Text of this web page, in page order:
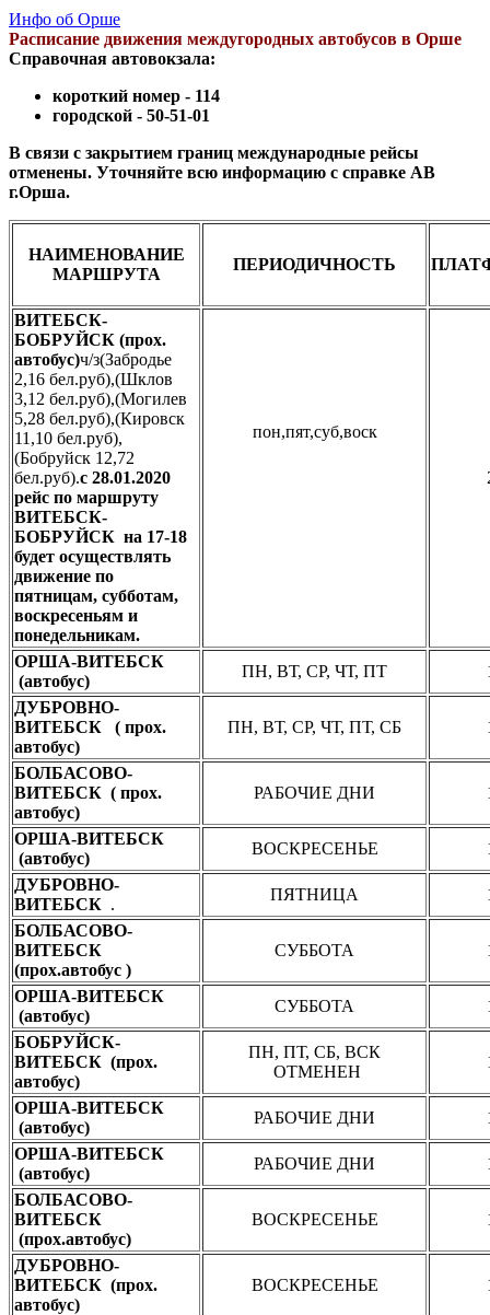
Инфо об Орше
Расписание движения междугородных автобусов в Орше
Справочная автовокзала:
короткий номер - 114
городской - 50-51-01
В связи с закрытием границ международные рейсы
отменены. Уточняйте всю информацию с справке АВ
г.Орша.
НАИМЕНОВАНИЕ
МАРШРУТА
ПЕРИОДИЧНОСТЬ
ВИТЕБСК-
БОБРУЙСК (прох.
автобус)ч/з(Забродье
2,16 бел.руб),(Шклов
3,12 бел.руб),(Могилев
5,28 бел.руб),(Кировск
11,10 бел.руб),
(Бобруйск 12,72
бел.руб).с 28.01.2020
рейс по маршруту
ВИТЕБСК-
БОБРУЙСК на 17-18
будет осуществлять
движение по
пятницам, субботам,
воскресеньям и
понедельникам.
пон,пят,суб,воск
ОРША-ВИТЕБСК
(автобус)
ПН, ВТ, СР, ЧТ, ПТ
ДУБРОВНО-
ВИТЕБСК ( прох.
автобус)
ПН, ВТ, СР, ЧТ, ПТ, СБ
БОЛБАСОВО-
ВИТЕБСК ( прох.
автобус)
РАБОЧИЕ ДНИ
ОРША-ВИТЕБСК
(автобус)
ВОСКРЕСЕНЬЕ
ДУБРОВНО-
ВИТЕБСК .
ПЯТНИЦА
БОЛБАСОВО-
ВИТЕБСК
(прох.автобус )
СУББОТА
ОРША-ВИТЕБСК
(автобус)
СУББОТА
БОБРУЙСК-
ВИТЕБСК (прох.
автобус)
ПН, ПТ, СБ, ВСК
ОТМЕНЕН
ОРША-ВИТЕБСК
(автобус)
РАБОЧИЕ ДНИ
ОРША-ВИТЕБСК
(автобус)
РАБОЧИЕ ДНИ
БОЛБАСОВО-
ВИТЕБСК
(прох.автобус)
ВОСКРЕСЕНЬЕ
ДУБРОВНО-
ВИТЕБСК (прох.
автобус)
ВОСКРЕСЕНЬЕ